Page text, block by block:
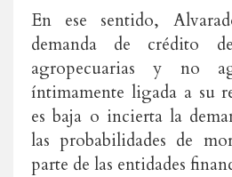
En ese sentido,
demanda de crédito
agropecuarias y no
íntimamente ligada a su
es baja o incierta la
las probabilidades de
parte de las entidades